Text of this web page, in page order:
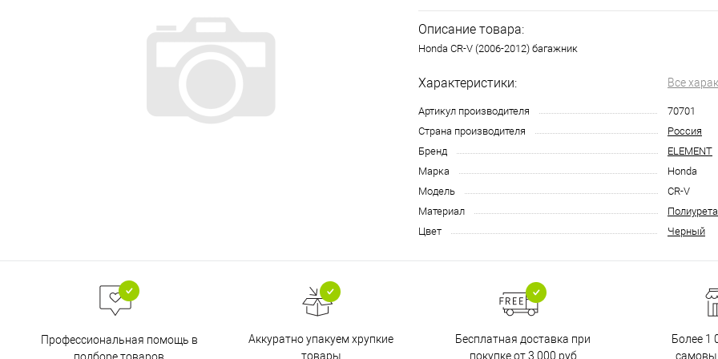
Описание товара:
Honda CR-V (2006-2012) багажник
Характеристики: Все
Артикул производителя
70701
Страна производителя
Россия
Бренд
ELEMENT
Марка
Honda
Модель
CR-V
Материал
Цвет
Черный
Профессиональная помощь в
Аккуратно упакуем хрупкие
товары
Бесплатная доставка при
покупке от 3 000 руб
Более 1